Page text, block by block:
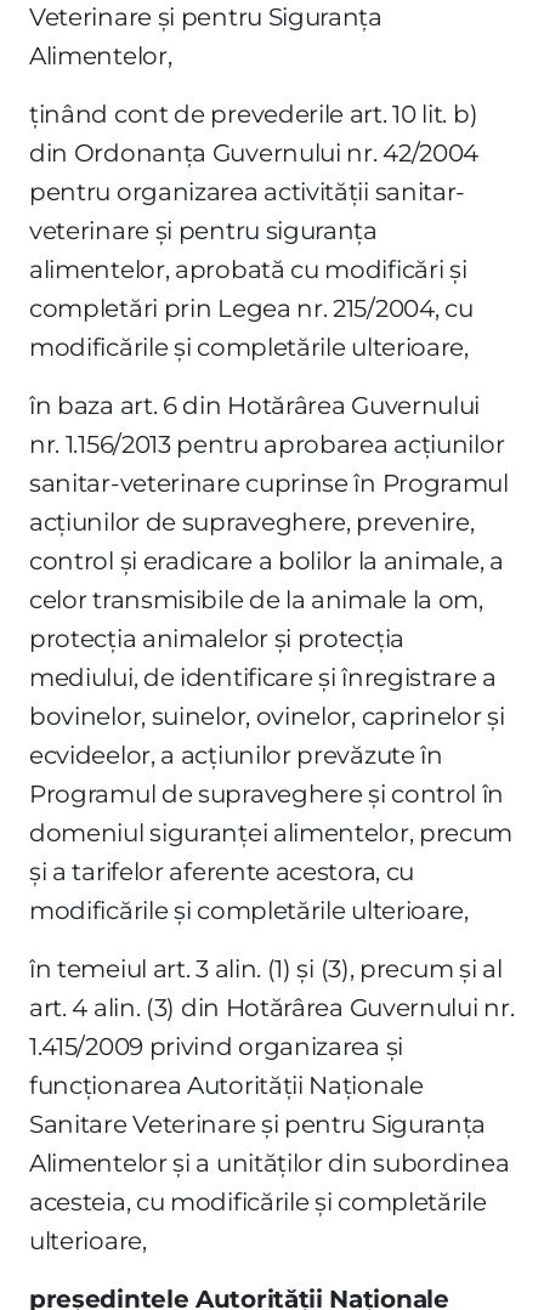
Veterinare şi pentru Siguranţa
Alimentelor,
ţinând cont de prevederile art. 10 lit. b)
din Ordonanţa Guvernului nr. 42/2004
pentru organizarea activităţii sanitar-
veterinare şi pentru siguranţa
alimentelor, aprobată cu modificări şi
completări prin Legea nr. 215/2004, cu
modificările şi completările ulterioare,
în baza art. 6 din Hotărârea Guvernului
nr. 1.156/2013 pentru aprobarea acţiunilor
sanitar-veterinare cuprinse în Programul
acţiunilor de supraveghere, prevenire,
control şi eradicare a bolilor la animale, a
celor transmisibile de la animale la om,
protecţia animalelor şi protecţia
mediului, de identificare şi înregistrare a
bovinelor, suinelor, ovinelor, caprinelor şi
ecvideelor, a acţiunilor prevăzute în
Programul de supraveghere şi control în
domeniul siguranţei alimentelor, precum
şi a tarifelor aferente acestora, cu
modificările şi completările ulterioare,
în temeiul art. 3 alin. (1) şi (3), precum şi al
art. 4 alin. (3) din Hotărârea Guvernului nr.
1.415/2009 privind organizarea şi
funcţionarea Autorităţii Naţionale
Sanitare Veterinare şi pentru Siguranţa
Alimentelor şi a unităţilor din subordinea
acesteia, cu modificările şi completările
ulterioare,
preşedintele Autorităţii Naţionale